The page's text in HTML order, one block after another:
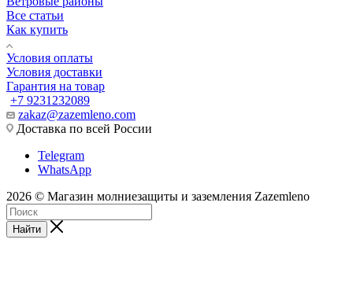
Все статьи
Как купить
Условия оплаты
Условия доставки
Гарантия на товар
+7 9231232089
zakaz@zazemleno.com
Доставка по всей России
Telegram
WhatsApp
2026 © Магазин молниезащиты и заземления Zazemleno
Найти